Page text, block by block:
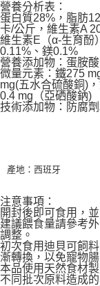
營養分析表：
蛋白質28%，脂肪
卡/公斤，維生素A
維生素E（α-生育酚
0.11%、鎂0.1%
營養添加物：蛋胺
微量元素：鐵275
mg(五水合硫酸銅)
0.4 mg（亞硒酸鈉)
技術添加物：防腐
產地：西班牙
注意事項：
開封後即可食用，
建議餵食量請參考
調整。
初次食用迪貝可飼
漸轉換，以免寵物
本品使用天然食材
不同批次原料造成